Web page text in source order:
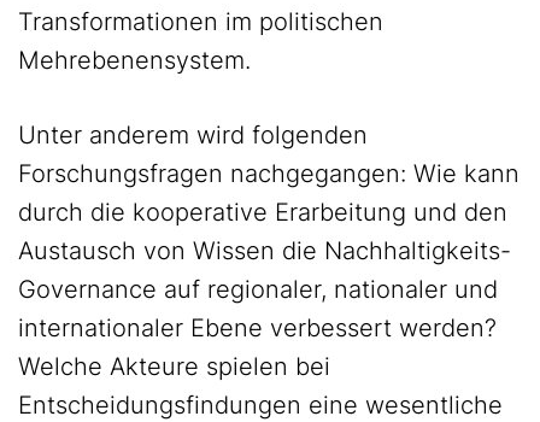
Transformationen im politischen
Mehrebenensystem.
Unter anderem wird folgenden
Forschungsfragen nachgegangen: Wie kann
durch die kooperative Erarbeitung und den
Austausch von Wissen die Nachhaltigkeits-
Governance auf regionaler, nationaler und
internationaler Ebene verbessert werden?
Welche Akteure spielen bei
Entscheidungsfindungen eine wesentliche